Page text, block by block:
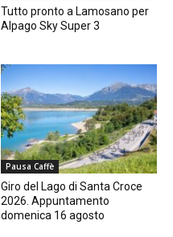
Tutto pronto a Lamosano per
Alpago Sky Super 3
Pausa Caffè
Giro del Lago di Santa Croce
2026. Appuntamento
domenica 16 agosto